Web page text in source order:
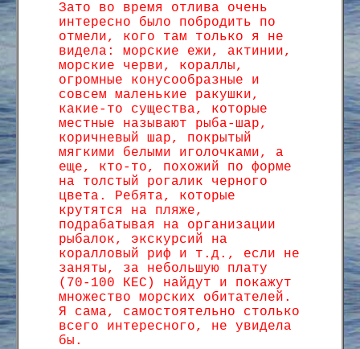
Зато во время отлива очень
интересно было побродить по
отмели, кого там только я не
видела: морские ежи, актинии,
морские черви, кораллы,
огромные конусообразные и
совсем маленькие ракушки,
какие-то существа, которые
местные называют рыба-шар,
коричневый шар, покрытый
мягкими белыми иголочками, а
еще, кто-то, похожий по форме
на толстый рогалик черного
цвета. Ребята, которые
крутятся на пляже,
подрабатывая на организации
рыбалок, экскурсий на
коралловый риф и т.д., если не
заняты, за небольшую плату
(70-100 КЕС) найдут и покажут
множество морских обитателей.
Я сама, самостоятельно столько
всего интересного, не увидела
бы.